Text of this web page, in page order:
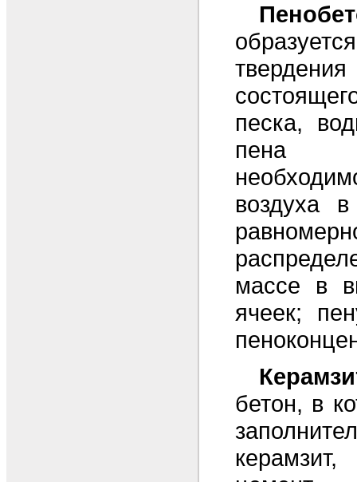
песка,
пена
воздуха
массе в
ячеек;
бетон, в